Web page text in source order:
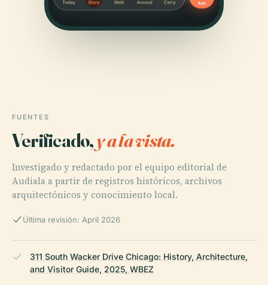
FUENTES
Verificado,y a la vista.
Investigado y redactado por el equipo editorial de
Audiala a partir de registros históricos, archivos
arquitectónicos y conocimiento local.
Última revisión: April 2026
311 South Wacker Drive Chicago: History, Architecture,
and Visitor Guide, 2025, WBEZ